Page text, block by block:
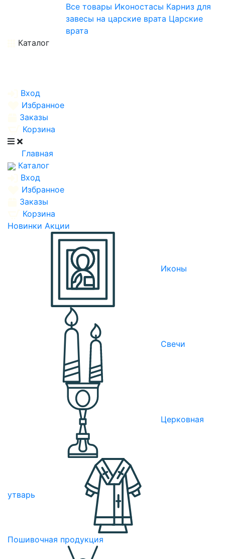
Все товары Иконостасы Карниз для
завесы на царские врата Царские
врата
Каталог
Вход
Избранное
Заказы
Корзина
Главная
Каталог
Вход
Избранное
Заказы
Корзина
Новинки Акции
Иконы
Свечи
Церковная
утварь
Пошивочная продукция